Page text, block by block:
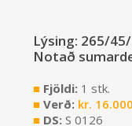
Lýsing: 265/
Notað
■Fjöldi: 1 stk.
■Verð: kr. 16.000
■DS: S 0126